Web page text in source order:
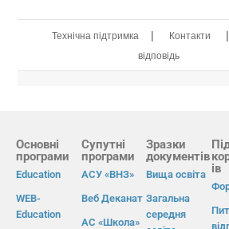
Технічна підтримка | Контакти |
відповідь
Основні
програми
Education
WEB-
Education
Супутні
програми
АСУ «ВНЗ»
Веб Деканат
АС «Школа»
Зразки
документів
Вища освіта
Загальна
середня
ів